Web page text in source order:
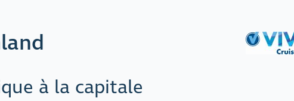
à la capitale